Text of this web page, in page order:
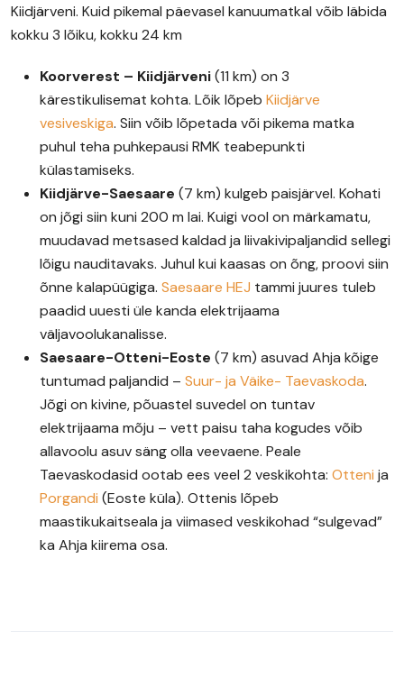
Kiidjärveni. Kuid pikemal päevasel kanuumatkal võib läbida
kokku 3 lõiku, kokku 24 km
Koorverest – Kiidjärveni(11 km) on 3
kärestikulisemat kohta. Lõik lõpeb Kiidjärve
vesiveskiga. Siin võib lõpetada või pikema matka
puhul teha puhkepausi RMK teabepunkti
külastamiseks.
Kiidjärve-Saesaare (7 km) kulgeb paisjärvel. Kohati
on jõgi siin kuni 200 m lai. Kuigi vool on märkamatu,
muudavad metsased kaldad ja liivakivipaljandid sellegi
lõigu nauditavaks. Juhul kui kaasas on õng, proovi siin
õnne kalapüügiga. Saesaare HEJ tammi juures tuleb
paadid uuesti üle kanda elektrijaama
väljavoolukanalisse.
Saesaare-Otteni-Eoste (7 km) asuvad Ahja kõige
tuntumad paljandid – Suur- ja Väike- Taevaskoda.
Jõgi on kivine, põuastel suvedel on tuntav
elektrijaama mõju – vett paisu taha kogudes võib
allavoolu asuv säng olla veevaene. Peale
Taevaskodasid ootab ees veel 2 veskikohta: Otteni ja
Porgandi (Eoste küla). Ottenis lõpeb
maastikukaitseala ja viimased veskikohad “sulgevad”
ka Ahja kiirema osa.